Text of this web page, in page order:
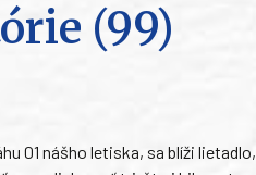
(99)
01 nášho letiska, sa blíži lietadlo,